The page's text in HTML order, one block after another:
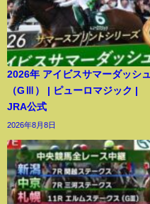
2026年 アイビスサマーダッシュ
（GⅢ） | ピューロマジック |
JRA公式
2026年8月8日